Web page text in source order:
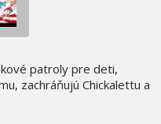
patroly pre deti,
zachráňujú Chickalettu a